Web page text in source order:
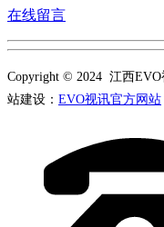
在线留言
Copyright © 2024 江西
站建设： EVO视讯官方网站